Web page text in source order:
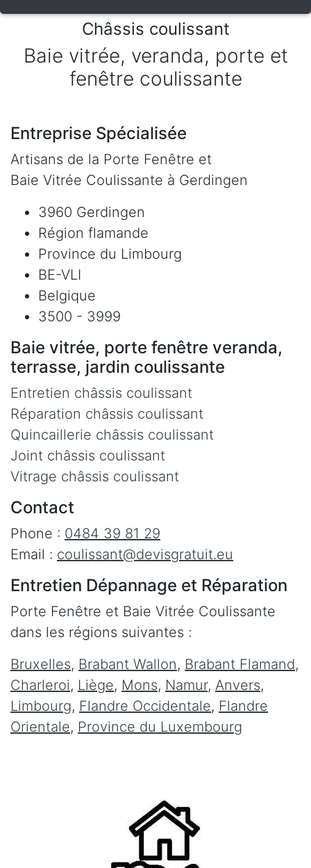
Châssis coulissant
Baie vitrée, veranda, porte et
fenêtre coulissante
Entreprise Spécialisée
Artisans de la Porte Fenêtre et
Baie Vitrée Coulissante à Gerdingen
3960 Gerdingen
Région flamande
Province du Limbourg
BE-VLI
Belgique
3500 - 3999
Baie vitrée, porte fenêtre veranda,
terrasse, jardin coulissante
Entretien châssis coulissant
Réparation châssis coulissant
Quincaillerie châssis coulissant
Joint châssis coulissant
Vitrage châssis coulissant
Contact
Phone : 0484 39 81 29
Email : coulissant@devisgratuit.eu
Entretien Dépannage et Réparation
Porte Fenêtre et Baie Vitrée Coulissante
dans les régions suivantes :
Bruxelles, Brabant Wallon, Brabant Flamand,
Charleroi, Liège, Mons, Namur, Anvers,
Limbourg, Flandre Occidentale, Flandre
Orientale, Province du Luxembourg